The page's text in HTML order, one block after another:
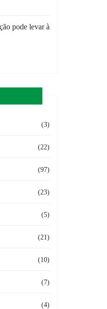
pode levar à
(3)
(22)
(97)
(23)
(5)
(21)
(10)
(7)
(4)